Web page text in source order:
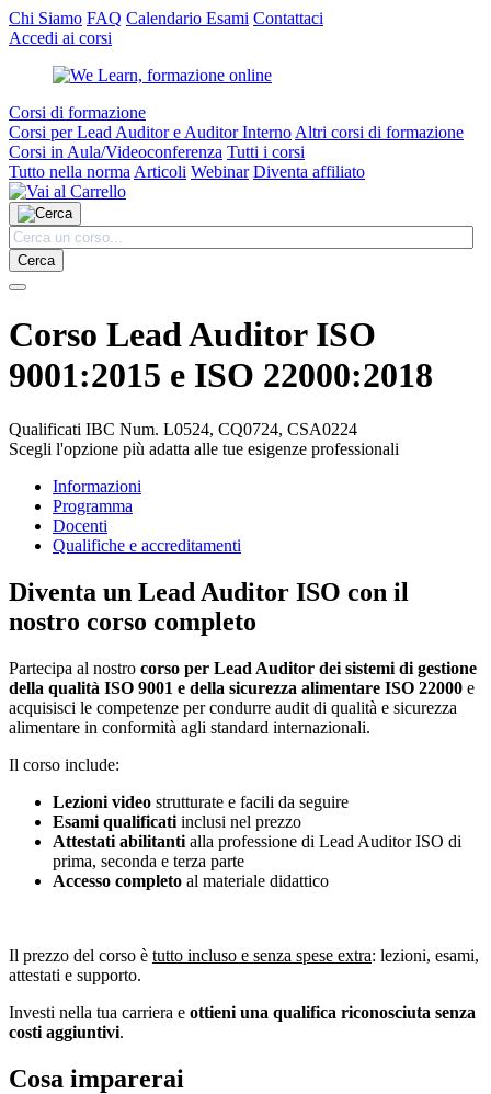
Chi Siamo FAQ Calendario Esami Contattaci
Accedi ai corsi
Corsi di formazione
Corsi per Lead Auditor e Auditor Interno Altri corsi di formazione
Corsi in Aula/Videoconferenza Tutti i corsi
Tutto nella norma Articoli Webinar Diventa affiliato
Cerca
Corso Lead Auditor ISO
9001:2015 e ISO 22000:2018
Qualificati IBC Num. L0524, CQ0724, CSA0224
Scegli l'opzione più adatta alle tue esigenze professionali
Informazioni
Programma
Docenti
Qualifiche e accreditamenti
Diventa un Lead Auditor ISO con il
nostro corso completo
Partecipa al nostro corso per Lead Auditor dei sistemi di gestione
della qualità ISO 9001 e della sicurezza alimentare ISO 22000 e
acquisisci le competenze per condurre audit di qualità e sicurezza
alimentare in conformità agli standard internazionali.
Il corso include:
Lezioni video strutturate e facili da seguire
Esami qualificati inclusi nel prezzo
Attestati abilitanti alla professione di Lead Auditor ISO di
prima, seconda e terza parte
Accesso completo al materiale didattico
Il prezzo del corso è tutto incluso e senza spese extra: lezioni, esami,
attestati e supporto.
Investi nella tua carriera e ottieni una qualifica riconosciuta senza
costi aggiuntivi.
Cosa imparerai